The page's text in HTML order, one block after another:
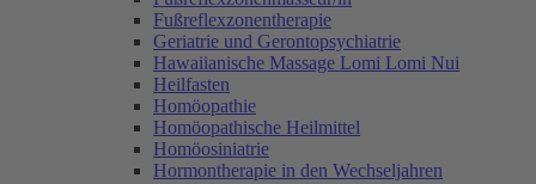
Fußreflexzonentherapie
Geriatrie und Gerontopsychiatrie
Hawaiianische Massage Lomi Lomi Nui
Heilfasten
Homöopathie
Homöopathische Heilmittel
Homöosiniatrie
Hormontherapie in den Wechseljahren